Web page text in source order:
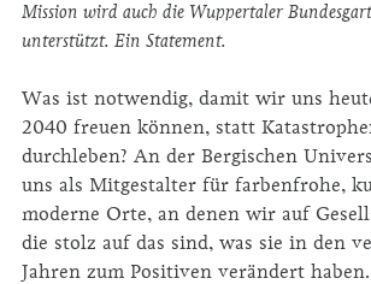
Mission wird auch die Wuppertaler
unterstützt. Ein Statement.
Was ist notwendig, damit wir uns
2040 freuen können, statt
durchleben? An der Bergischen
uns als Mitgestalter für farbenfrohe,
moderne Orte, an denen wir auf
die stolz auf das sind, was sie in den
Jahren zum Positiven verändert